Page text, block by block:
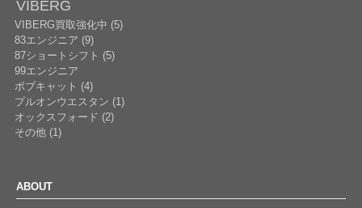
VIBERG
VIBERG買取強化中 (5)
83エンジニア (9)
87ショートシフト (5)
99エンジニア
ボブキャット (4)
プルオンウエスタン (1)
オックスフォード (2)
その他 (1)
ABOUT